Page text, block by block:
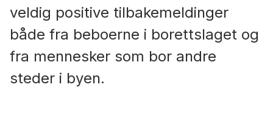
veldig positive tilbakemeldinger
både fra beboerne i borettslaget og
fra mennesker som bor andre
steder i byen.